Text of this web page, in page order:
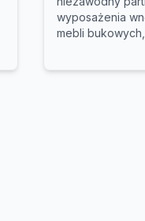
wyposażenia
mebli